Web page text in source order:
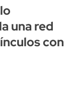
una red
con